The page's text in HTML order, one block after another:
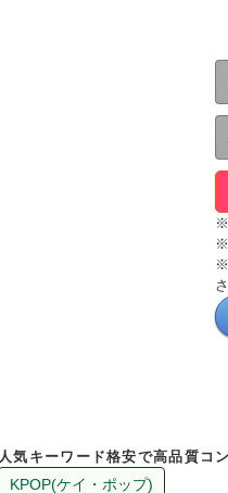
人気キーワード格安で高品質コ